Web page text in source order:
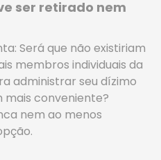
ser retirado nem
Será que não existiriam
membros individuais da
administrar seu dízimo
conveniente?
nem ao menos